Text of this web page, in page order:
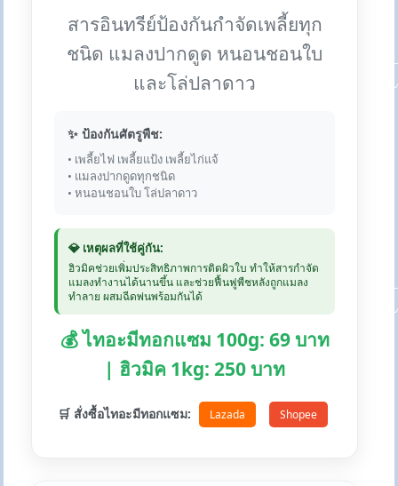
สารอินทรีย์ป้องกันกำจัดเพลี้ยทุก
ชนิด แมลงปากดูด หนอนชอนใบ
และโล่ปลาดาว
✨ ป้องกันศัตรูพืช:
• เพลี้ยไฟ เพลี้ยแป้ง เพลี้ยไก่แจ้
• แมลงปากดูดทุกชนิด
• หนอนชอนใบ โล่ปลาดาว
💎 เหตุผลที่ใช้คู่กัน:
ฮิวมิคช่วยเพิ่มประสิทธิภาพการติดผิวใบ ทำให้สารกำจัด
แมลงทำงานได้นานขึ้น และช่วยฟื้นฟูพืชหลังถูกแมลง
ทำลาย ผสมฉีดพ่นพร้อมกันได้
💰 ไทอะมีทอกแซม 100g: 69 บาท
| ฮิวมิค 1kg: 250 บาท
🛒 สั่งซื้อไทอะมีทอกแซม: Lazada Shopee